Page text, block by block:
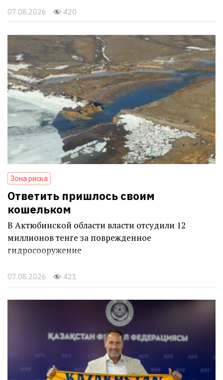
07.08.2026 420
Зона риска
Ответить пришлось своим
кошельком
В Актюбинской области власти отсудили 12
миллионов тенге за поврежденное
гидросооружение
07.08.2026 421